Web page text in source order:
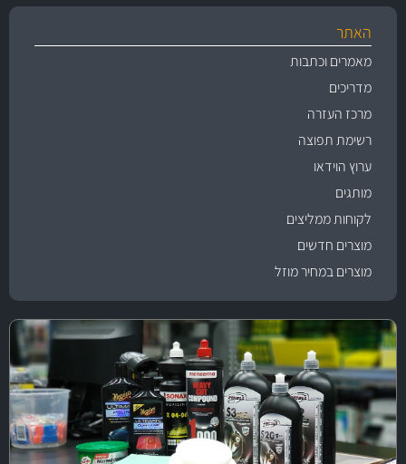
האתר
מאמרים וכתבות
מדריכים
מרכז העזרה
רשימת תפוצה
ערוץ הוידאו
מותגים
לקוחות ממליצים
מוצרים חדשים
מוצרים במחיר מוזל